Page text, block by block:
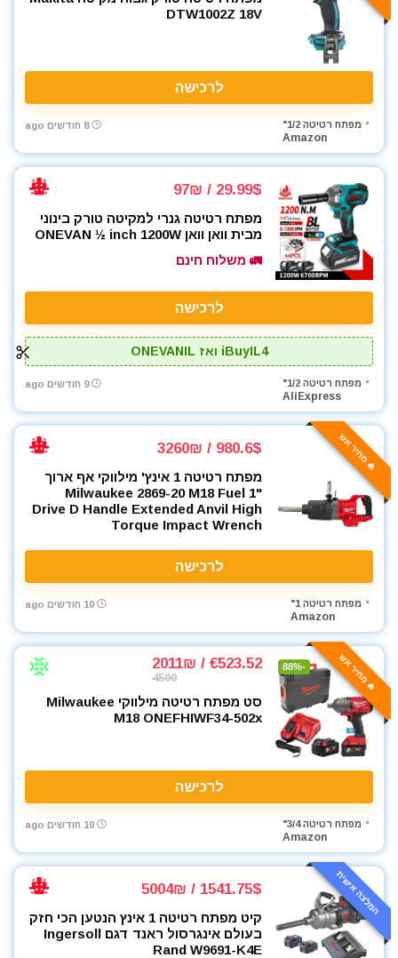
DTW1002Z 18V
לרכישה
מפתח רטיטה 1/2"
Amazon
8 חודשים ago
29.99$ / 97₪
מפתח רטיטה גנרי למקיטה טורק בינוני
מבית וואן וואן ONEVAN ½ inch 1200W
🚛 משלוח חינם
לרכישה
iBuyIL4 ואז ONEVANIL
מפתח רטיטה 1/2"
AliExpress
9 חודשים ago
🔥 מחיר אש 980.6$ / 3260₪
מפתח רטיטה 1 אינץ' מילווקי אף ארוך
Milwaukee 2869-20 M18 Fuel 1"
Drive D Handle Extended Anvil High
Torque Impact Wrench
לרכישה
מפתח רטיטה 1"
Amazon
10 חודשים ago
🔥 מחיר אש -88%
€523.52 / 2011₪
4500
סט מפתח רטיטה מילווקי Milwaukee
M18 ONEFHIWF34-502x
לרכישה
מפתח רטיטה 3/4"
Amazon
10 חודשים ago
המלצה אישית 1541.75$ / 5004₪
קיט מפתח רטיטה 1 אינץ הנטען הכי חזק
בעולם אינגרסול ראנד דגם Ingersoll
Rand W9691-K4E